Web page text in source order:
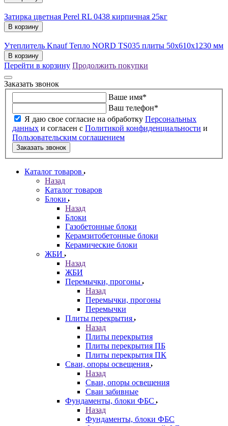
Затирка цветная Perel RL 0438 кирпичная 25кг
В корзину
Утеплитель Knauf Тепло NORD TS035 плиты 50х610х1230 мм
В корзину
Перейти в корзину Продолжить покупки
Заказать звонок
Ваше имя*
Ваш телефон*
Я даю свое согласие на обработку Персональных
данных и согласен с Политикой конфиденциальности и
Пользовательским соглашением
Заказать звонок
Каталог товаров
Назад
Каталог товаров
Блоки
Назад
Блоки
Газобетонные блоки
Керамзитобетонные блоки
Керамические блоки
ЖБИ
Назад
ЖБИ
Перемычки, прогоны
Назад
Перемычки, прогоны
Перемычки
Плиты перекрытия
Назад
Плиты перекрытия
Плиты перекрытия ПБ
Плиты перекрытия ПК
Сваи, опоры освещения
Назад
Сваи, опоры освещения
Сваи забивные
Фундаменты, блоки ФБС
Назад
Фундаменты, блоки ФБС